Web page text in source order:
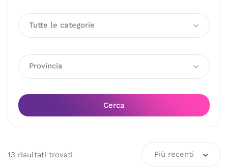
Tutte le categorie
Provincia
Cerca
13 risultati trovati Più recenti